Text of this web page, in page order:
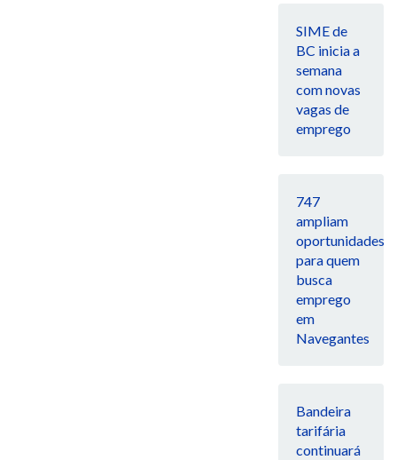
SIME de
BC inicia a
semana
com novas
vagas de
emprego
747
ampliam
oportunidades
para quem
busca
emprego
em
Navegantes
Bandeira
tarifária
continuará